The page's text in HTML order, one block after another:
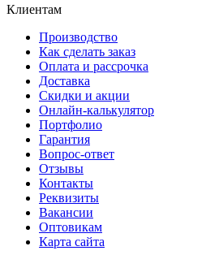
Клиентам
Производство
Как сделать заказ
Оплата и рассрочка
Доставка
Скидки и акции
Онлайн-калькулятор
Портфолио
Гарантия
Вопрос-ответ
Отзывы
Контакты
Реквизиты
Вакансии
Оптовикам
Карта сайта